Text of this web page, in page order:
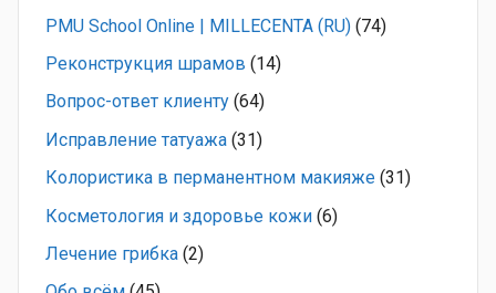
PMU School Online | MILLECENTA (RU) (74)
Pеконструкция шрамов (14)
Вопрос-ответ клиенту (64)
Исправление татуажа (31)
Колористика в перманентном макияже (31)
Косметология и здоровье кожи (6)
Лечение грибка (2)